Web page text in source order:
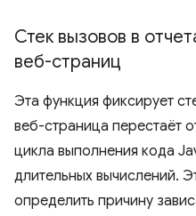
Стек вызовов в
веб-страниц
Эта функция фиксирует
веб-страница перестаёт
цикла выполнения кода
длительных вычислений.
определить причину